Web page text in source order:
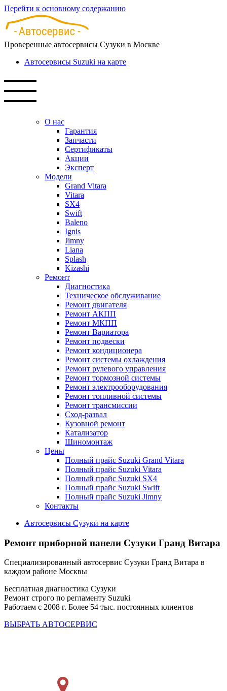
Перейти к основному содержанию
Проверенные автосервисы Сузуки в Москве
Автосервисы Suzuki на карте
О нас
Гарантия
Запчасти
Сертификаты
Акции
Эксперт
Модели
Grand Vitara
Vitara
SX4
Swift
Baleno
Ignis
Jimny
Liana
Splash
Kizashi
Ремонт
Диагностика
Техническое обслуживание
Ремонт двигателя
Ремонт АКПП
Ремонт МКПП
Ремонт Вариатора
Ремонт подвески
Ремонт кондиционера
Ремонт системы охлаждения
Ремонт рулевого управления
Ремонт тормозной системы
Ремонт электрооборудования
Ремонт топливной системы
Ремонт трансмиссии
Сход-развал
Кузовной ремонт
Катализатор
Шиномонтаж
Цены
Полный прайс Suzuki Grand Vitara
Полный прайс Suzuki Vitara
Полный прайс Suzuki SX4
Полный прайс Suzuki Swift
Полный прайс Suzuki Jimny
Контакты
Автосервисы Сузуки на карте
Ремонт приборной панели Сузуки Гранд Витара
Специализированный автосервис Сузуки Гранд Витара в
каждом районе Москвы
Бесплатная диагностика Сузуки
Ремонт строго по регламенту Suzuki
Работаем с 2008 г. Более 54 тыс. постоянных клиентов
ВЫБРАТЬ АВТОСЕРВИС